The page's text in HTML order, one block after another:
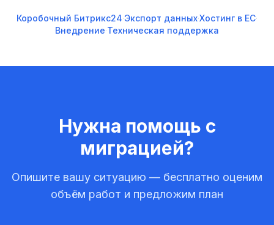
Коробочный Битрикс24·Экспорт данных·Хостинг в ЕС·
Внедрение·Техническая поддержка
Нужна помощь с
миграцией?
Опишите вашу ситуацию — бесплатно оценим
объём работ и предложим план